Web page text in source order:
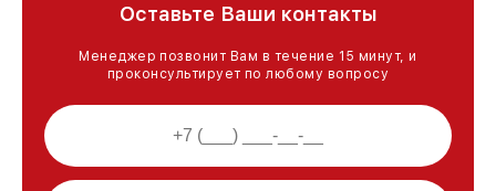
Оставьте Ваши контакты
Менеджер позвонит Вам в течение 15 минут, и
проконсультирует по любому вопросу